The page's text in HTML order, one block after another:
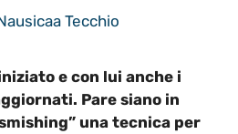
Tecchio
e con lui anche i
Pare siano in
una tecnica per